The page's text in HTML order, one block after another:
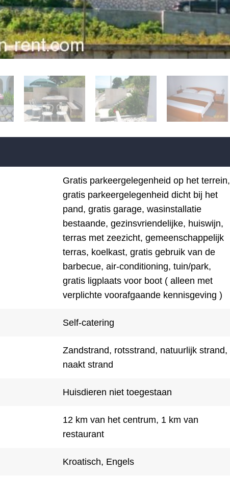
Gratis parkeergelegenheid op het terrein,
gratis parkeergelegenheid dicht bij het ​​
pand, gratis garage, wasinstallatie
bestaande, gezinsvriendelijke, huiswijn,
terras met zeezicht, gemeenschappelijk
terras, koelkast, gratis gebruik van de
barbecue, air-conditioning, tuin/park,
gratis ligplaats voor boot ( alleen met
verplichte voorafgaande kennisgeving )
Self-catering
Zandstrand, rotsstrand, natuurlijk strand,
naakt strand
Huisdieren niet toegestaan
12 km van het centrum, 1 km van
restaurant
Kroatisch, Engels